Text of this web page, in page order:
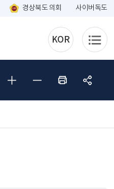
경상북도 의회 사이버독도
KOR